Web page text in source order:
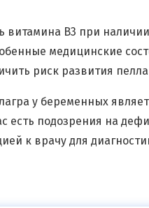
витамина B3 при
медицинские
риск развития
у беременных
есть подозрения на
к врачу для